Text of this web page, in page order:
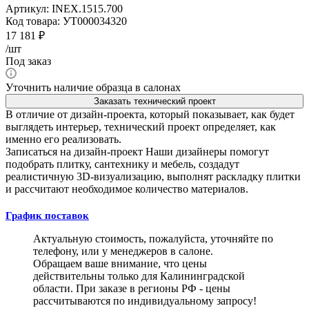
Артикул: INEX.1515.700
Код товара: УТ000034320
17 181 ₽
/шт
Под заказ
Уточнить наличие образца в салонах
Заказать технический проект
В отличие от дизайн-проекта, который показывает, как будет
выглядеть интерьер, технический проект определяет, как
именно его реализовать.
Записаться на дизайн-проект Наши дизайнеры помогут
подобрать плитку, сантехнику и мебель, создадут
реалистичную 3D-визуализацию, выполнят раскладку плитки
и рассчитают необходимое количество материалов.
График поставок
Актуальную стоимость, пожалуйста, уточняйте по
телефону, или у менеджеров в салоне.
Обращаем ваше внимание, что цены
действительны только для Калининградской
области. При заказе в регионы РФ - цены
рассчитываются по индивидуальному запросу!